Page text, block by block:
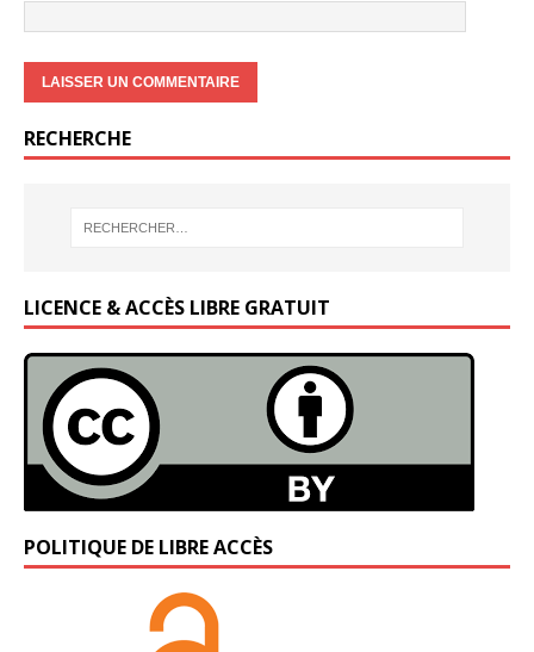
RECHERCHE
LICENCE & ACCÈS LIBRE GRATUIT
POLITIQUE DE LIBRE ACCÈS